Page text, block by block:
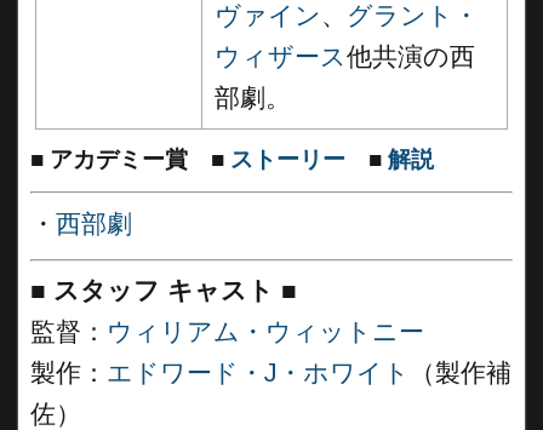
ヴァイン 、 グラント・
ウィザース他共演の西
部劇。
■ アカデミー賞 ■ ストーリー ■ 解説
・ 西部劇
■ スタッフ キャスト ■
監督： ウィリアム・ウィットニー
製作： エドワード・J・ホワイト
（製作補
佐）